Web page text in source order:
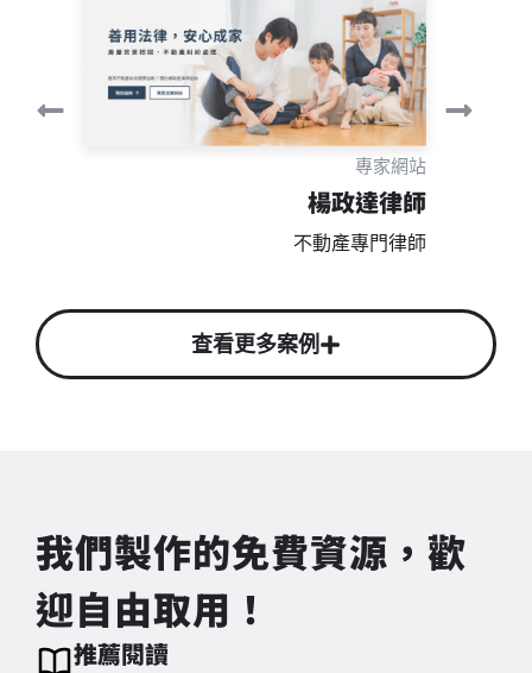
專家網站
楊政達律師
不動產專門律師
查看更多案例
我們製作的免費資源，歡
迎自由取用！
推薦閱讀